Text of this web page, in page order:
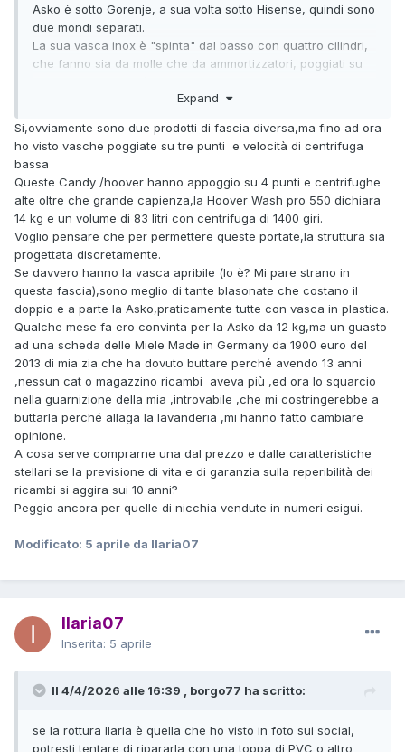
Asko è sotto Gorenje, a sua volta sotto Hisense, quindi sono
due mondi separati.
La sua vasca inox è "spinta" dal basso con quattro cilindri,
che fanno sia da molle che da ammortizzatori, poggiati su
maggior costo. Ma è granitica.
Expand
Si,ovviamente sono due prodotti di fascia diversa,ma fino ad ora
ho visto vasche poggiate su tre punti e velocità di centrifuga
bassa
Queste Candy /hoover hanno appoggio su 4 punti e centrifughe
alte oltre che grande capienza,la Hoover Wash pro 550 dichiara
14 kg e un volume di 83 litri con centrifuga di 1400 giri.
Voglio pensare che per permettere queste portate,la struttura sia
progettata discretamente.
Se davvero hanno la vasca apribile (lo è? Mi pare strano in
questa fascia),sono meglio di tante blasonate che costano il
doppio e a parte la Asko,praticamente tutte con vasca in plastica.
Qualche mese fa ero convinta per la Asko da 12 kg,ma un guasto
ad una scheda delle Miele Made in Germany da 1900 euro del
2013 di mia zia che ha dovuto buttare perché avendo 13 anni
,nessun cat o magazzino ricambi aveva più ,ed ora lo squarcio
nella guarnizione della mia ,introvabile ,che mi costringerebbe a
buttarla perché allaga la lavanderia ,mi hanno fatto cambiare
opinione.
A cosa serve comprarne una dal prezzo e dalle caratteristiche
stellari se la previsione di vita e di garanzia sulla reperibilità dei
ricambi si aggira sui 10 anni?
Peggio ancora per quelle di nicchia vendute in numeri esigui.
Modificato: 5 aprile da Ilaria07
Ilaria07
Inserita: 5 aprile
Il 4/4/2026 alle 16:39 , borgo77 ha scritto:
se la rottura Ilaria è quella che ho visto in foto sui social,
potresti tentare di ripararla con una toppa di PVC o altro